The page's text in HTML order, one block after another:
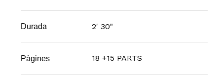
Durada 2' 30"
Pàgines 18 +15 PARTS